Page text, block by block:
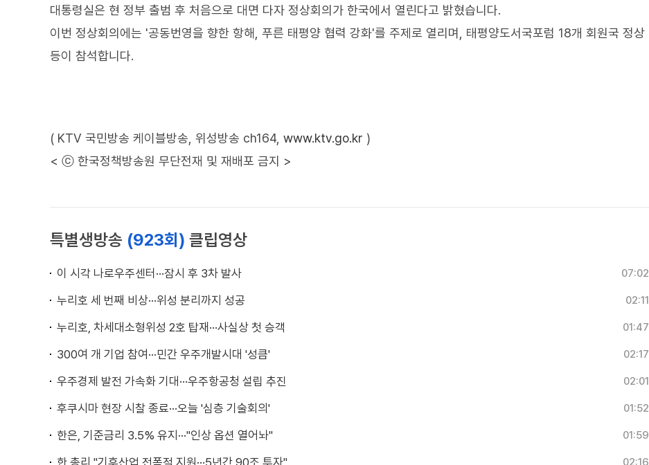
대통령실은 현 정부 출범 후 처음으로 대면 다자 정상회의가 한국에서 열린다고 밝혔습니다.
이번 정상회의에는 '공동번영을 향한 항해, 푸른 태평양 협력 강화'를 주제로 열리며, 태평양도서국포럼 18개 회원국 정상
등이 참석합니다.
( KTV 국민방송 케이블방송, 위성방송 ch164, www.ktv.go.kr )
< ⓒ 한국정책방송원 무단전재 및 재배포 금지 >
특별생방송 (923회) 클립영상
이 시각 나로우주센터···잠시 후 3차 발사 07:02
누리호 세 번째 비상···위성 분리까지 성공 02:11
누리호, 차세대소형위성 2호 탑재···사실상 첫 승객 01:47
300여 개 기업 참여···민간 우주개발시대 '성큼' 02:17
우주경제 발전 가속화 기대···우주항공청 설립 추진 02:01
후쿠시마 현장 시찰 종료···오늘 '심층 기술회의' 01:52
한은, 기준금리 3.5% 유지···"인상 옵션 열어놔" 01:59
한 총리 "기후산업 전폭적 지원···5년간 90조 투자" 02:16